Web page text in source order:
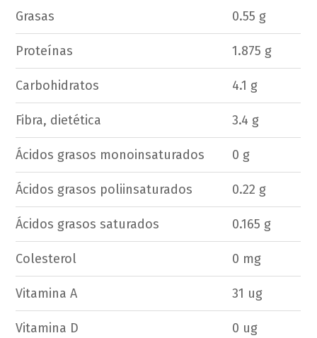
Grasas 0.55 g
Proteínas 1.875 g
Carbohidratos 4.1 g
Fibra, dietética 3.4 g
Ácidos grasos monoinsaturados 0 g
Ácidos grasos poliinsaturados 0.22 g
Ácidos grasos saturados 0.165 g
Colesterol 0 mg
Vitamina A 31 ug
Vitamina D 0 ug